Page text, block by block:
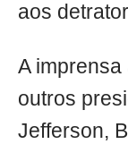
aos
A
outros
Jefferson,